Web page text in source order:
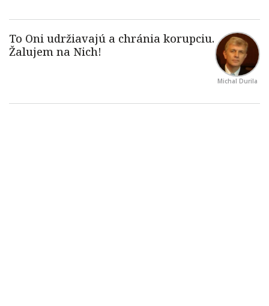
Michal Durila